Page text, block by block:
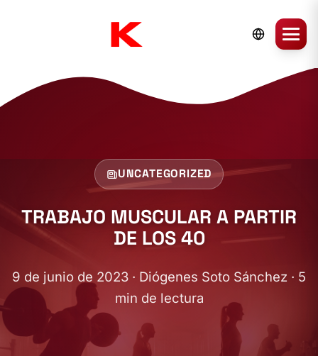
UNCATEGORIZED
TRABAJO MUSCULAR A PARTIR
DE LOS 40
9 de junio de 2023 · Diógenes Soto Sánchez · 5
min de lectura